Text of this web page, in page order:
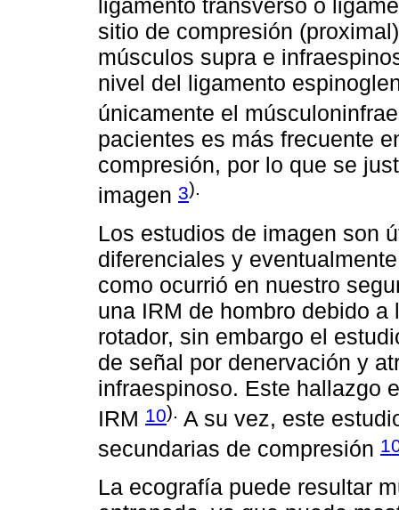
ligamento transverso o
sitio de compresión
músculos supra e
nivel del ligamento
únicamente el
pacientes es más frecuente
compresión, por lo que se
imagen 3).
Los estudios de imagen son
diferenciales y
como ocurrió en nuestro
una IRM de hombro debido
rotador, sin embargo el
de señal por denervación y
infraespinoso. Este hallazgo
IRM 10). A su vez, este
secundarias de compresión
La ecografía puede resultar